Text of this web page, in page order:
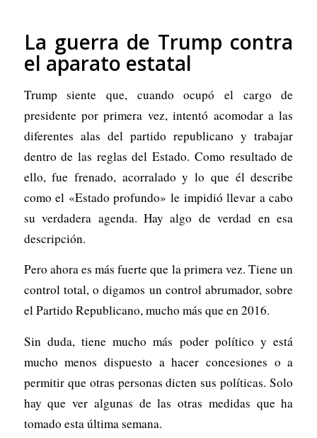
La guerra de Trump contra
el aparato estatal
Trump siente que, cuando ocupó el cargo de
presidente por primera vez, intentó acomodar a las
diferentes alas del partido republicano y trabajar
dentro de las reglas del Estado. Como resultado de
ello, fue frenado, acorralado y lo que él describe
como el «Estado profundo» le impidió llevar a cabo
su verdadera agenda. Hay algo de verdad en esa
descripción.
Pero ahora es más fuerte que la primera vez. Tiene un
control total, o digamos un control abrumador, sobre
el Partido Republicano, mucho más que en 2016.
Sin duda, tiene mucho más poder político y está
mucho menos dispuesto a hacer concesiones o a
permitir que otras personas dicten sus políticas. Solo
hay que ver algunas de las otras medidas que ha
tomado esta última semana.